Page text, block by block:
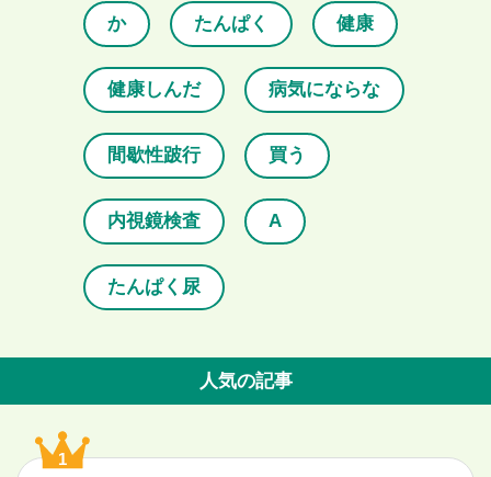
か たんぱく 健康
健康しんだ 病気にならな
間歇性跛行 買う
内視鏡検査 A
たんぱく尿
人気の記事
1